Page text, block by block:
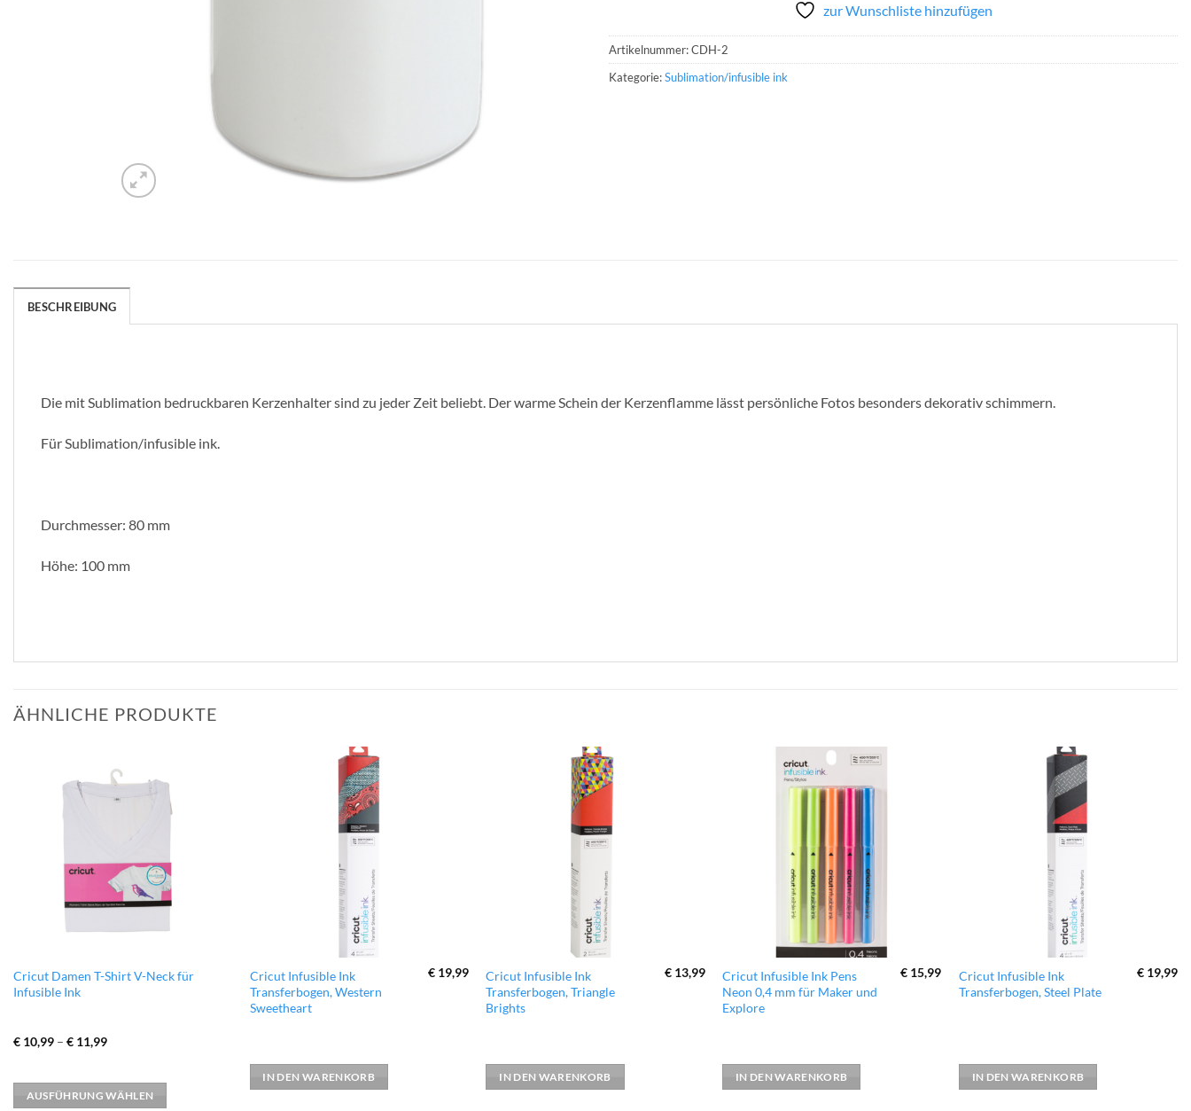
zur Wunschliste hinzufügen
Artikelnummer:CDH-2
Kategorie:Sublimation/infusible ink
BESCHREIBUNG
Die mit Sublimation bedruckbaren Kerzenhalter sind zu jeder Zeit beliebt. Der warme Schein der Kerzenflamme lässt persönliche Fotos besonders dekorativ schimmern.
Für Sublimation/infusible ink.
Durchmesser: 80 mm
Höhe: 100 mm
ÄHNLICHE PRODUKTE
Wunschliste
Cricut Damen T-Shirt V-Neck für
Infusible Ink
€10,99– €11,99
AUSFÜHRUNG WÄHLEN
Dieses
Produkt
mehrere
Die
Cricut Infusible Ink
Transferbogen, Western
Sweetheart
€19,99
IN DEN WARENKORB
Cricut Infusible Ink
Transferbogen, Triangle
Brights
€13,99
IN DEN WARENKORB
Cricut Infusible Ink Pens
Neon 0,4 mm für Maker und
Explore
€ 15,99
IN DEN WARENKORB
Cricut Infusible Ink
Transferbogen, Steel Plate
€ 19,99
IN DEN WARENKORB